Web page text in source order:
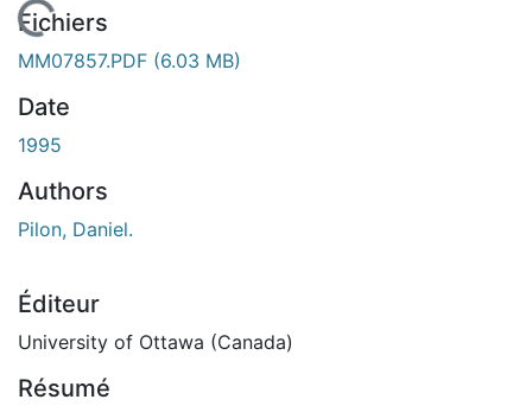
En cours de chargement...
Fichiers
MM07857.PDF (6.03 MB)
Date
1995
Authors
Pilon, Daniel.
Éditeur
University of Ottawa (Canada)
Résumé